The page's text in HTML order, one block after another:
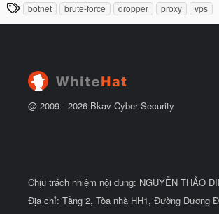
ầ
u
y
u
T
h
botnet brute-force dropper proxy vps
@ 2009 - 2026 Bkav Cyber Security
Chịu trách nhiệm nội dung: NGUYỄN THẢO
Địa chỉ: Tầng 2, Tòa nhà HH1, Đường Dương